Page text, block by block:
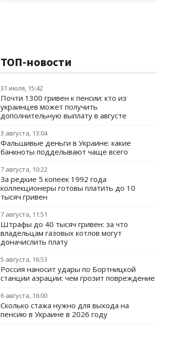
ТОП-новости
31 июля, 15:42
Почти 1300 гривен к пенсии: кто из
украинцев может получить
дополнительную выплату в августе
3 августа, 13:04
Фальшивые деньги в Украине: какие
банкноты подделывают чаще всего
7 августа, 10:22
За редкие 5 копеек 1992 года
коллекционеры готовы платить до 10
тысяч гривен
7 августа, 11:51
Штрафы до 40 тысяч гривен: за что
владельцам газовых котлов могут
доначислить плату
5 августа, 16:53
Россия наносит удары по Бортницкой
станции аэрации: чем грозит повреждение
6 августа, 16:00
Сколько стажа нужно для выхода на
пенсию в Украине в 2026 году